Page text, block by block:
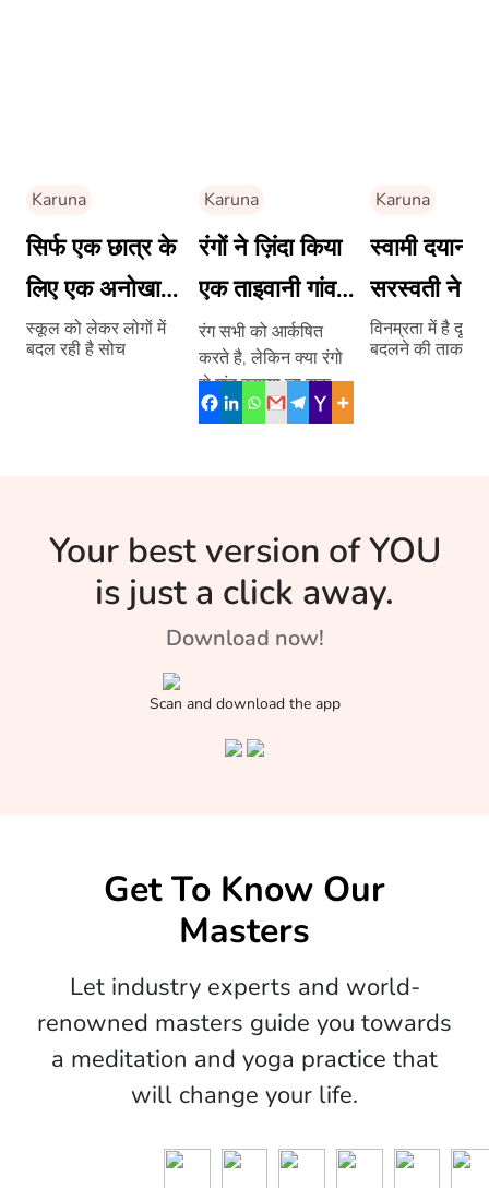
Karuna
सिर्फ एक छात्र के
लिए एक अनोखा
स्कूल
स्कूल को लेकर लोगों में
बदल रही है सोच
Karuna
रंगों ने ज़िंदा किया
एक ताइवानी गांव
को
रंग सभी को आर्कषित
करते है, लेकिन क्या रंगो
से गांव बसाया जा सकता
है? क्या है, रंगो का यह
Karuna
स्वामी दयानंद
सरस्वती ने
व्यक्ति को
विनम्रता में है
बदलने की ताकत
Your best version of YOU
is just a click away.
Download now!
Scan and download the app
Get To Know Our
Masters
Let industry experts and world-
renowned masters guide you towards
a meditation and yoga practice that
will change your life.